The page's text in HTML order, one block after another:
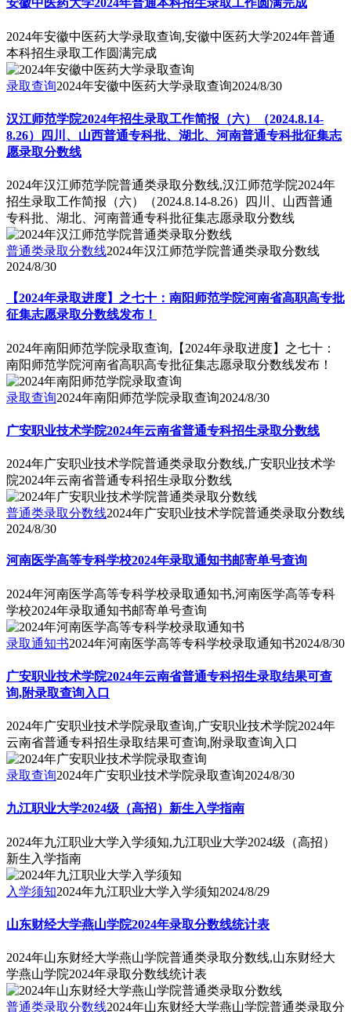
安徽中医药大学2024年普通本科招生录取工作圆满完成
2024年安徽中医药大学录取查询,安徽中医药大学2024年普通
本科招生录取工作圆满完成
录取查询2024年安徽中医药大学录取查询2024/8/30
汉江师范学院2024年招生录取工作简报（六）（2024.8.14-
8.26）四川、山西普通专科批、湖北、河南普通专科批征集志
愿录取分数线
2024年汉江师范学院普通类录取分数线,汉江师范学院2024年
招生录取工作简报（六）（2024.8.14-8.26）四川、山西普通
专科批、湖北、河南普通专科批征集志愿录取分数线
普通类录取分数线2024年汉江师范学院普通类录取分数线
2024/8/30
【2024年录取进度】之七十：南阳师范学院河南省高职高专批
征集志愿录取分数线发布！
2024年南阳师范学院录取查询,【2024年录取进度】之七十：
南阳师范学院河南省高职高专批征集志愿录取分数线发布！
录取查询2024年南阳师范学院录取查询2024/8/30
广安职业技术学院2024年云南省普通专科招生录取分数线
2024年广安职业技术学院普通类录取分数线,广安职业技术学
院2024年云南省普通专科招生录取分数线
普通类录取分数线2024年广安职业技术学院普通类录取分数线
2024/8/30
河南医学高等专科学校2024年录取通知书邮寄单号查询
2024年河南医学高等专科学校录取通知书,河南医学高等专科
学校2024年录取通知书邮寄单号查询
录取通知书2024年河南医学高等专科学校录取通知书2024/8/30
广安职业技术学院2024年云南省普通专科招生录取结果可查
询,附录取查询入口
2024年广安职业技术学院录取查询,广安职业技术学院2024年
云南省普通专科招生录取结果可查询,附录取查询入口
录取查询2024年广安职业技术学院录取查询2024/8/30
九江职业大学2024级（高招）新生入学指南
2024年九江职业大学入学须知,九江职业大学2024级（高招）
新生入学指南
入学须知2024年九江职业大学入学须知2024/8/29
山东财经大学燕山学院2024年录取分数线统计表
2024年山东财经大学燕山学院普通类录取分数线,山东财经大
学燕山学院2024年录取分数线统计表
普通类录取分数线2024年山东财经大学燕山学院普通类录取分